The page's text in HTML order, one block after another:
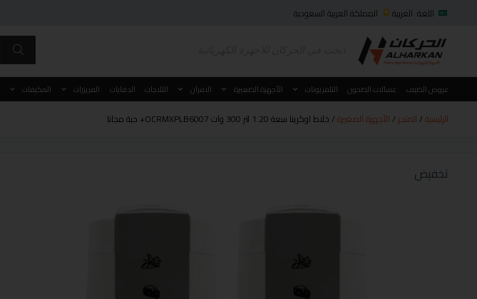
اللغة: العربية المملكة العربية السعودية
عروض الصيف غسالات الصحون التلفزيونات الأجهزة الصغيرة الافران الثلاجات الدفايات الفريزرات المكيفات
الرئيسية/ المتجر / الأجهزة الصغيرة/ خلاط اوكرينا سعة 1.20 لتر 300 وات OCRMXPLB6007+ حبة مجانا
تخفيض